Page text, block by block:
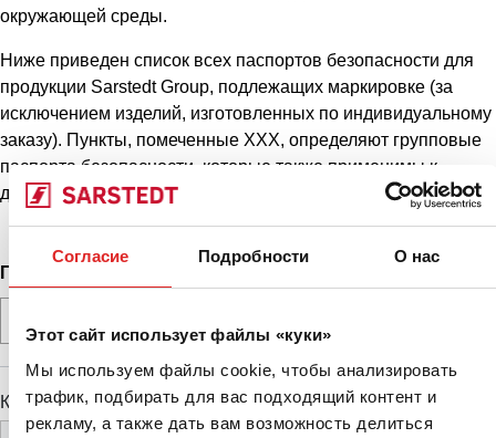
Согласие Подробности О нас
Этот сайт использует файлы «куки»
Мы используем файлы cookie, чтобы анализировать
трафик, подбирать для вас подходящий контент и
рекламу, а также дать вам возможность делиться
окружающей среды.
Ниже приведен список всех паспортов безопасности для
продукции Sarstedt Group, подлежащих маркировке (за
исключением изделий, изготовленных по индивидуальному
заказу). Пункты, помеченные XXX, определяют групповые
паспорта безопасности, которые также применимы к
дополнительным номерам REF с суффиксами.
Поиск документов
Категории